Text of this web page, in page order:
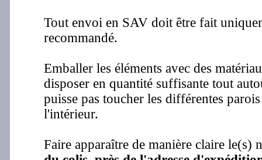
Tout envoi en SAV doit être fait
recommandé.
Emballer les éléments avec des
disposer en quantité suffisante tout
puisse pas toucher les différentes
l'intérieur.
Faire apparaître de manière claire le(s)